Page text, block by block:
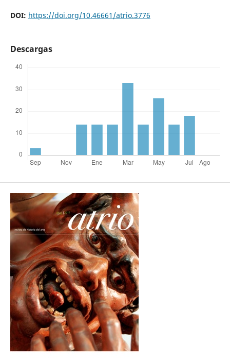
DOI: https://doi.org/10.46661/atrio.3776
Descargas